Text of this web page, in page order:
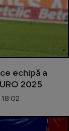
echipă a
2025